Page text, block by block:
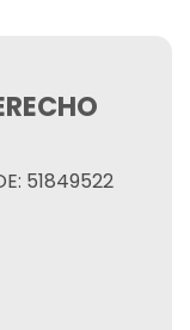
51849522